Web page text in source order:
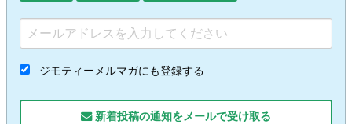
ジモティーメルマガにも登録する
新着投稿の通知をメールで受け取る